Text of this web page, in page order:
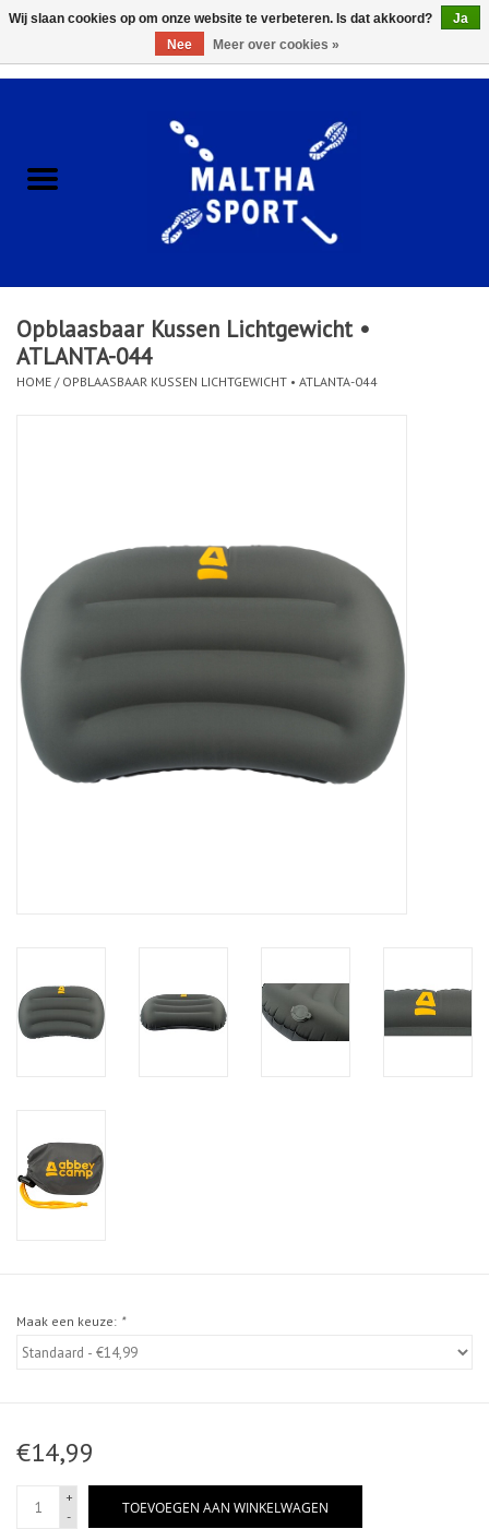
ACCESSOIRES/HARDWARE
KLEDING
CLUBSHOPS
Merken
Opblaasbaar Kussen Lichtgewicht •
ATLANTA-044
HOME / OPBLAASBAAR KUSSEN LICHTGEWICHT • ATLANTA-044
Maak een keuze: *
€14,99
+
-
TOEVOEGEN AAN WINKELWAGEN
Wij slaan cookies op om onze website te verbeteren. Is dat akkoord?
Ja
Nee
Meer over cookies »